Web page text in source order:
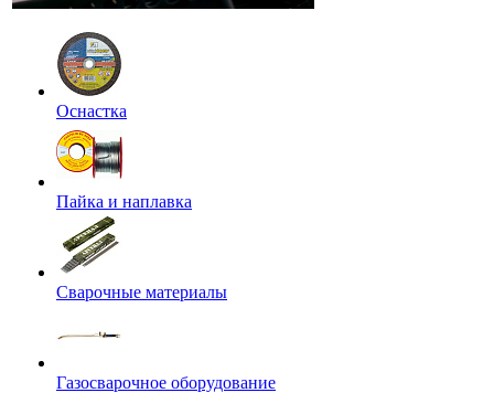
Оснастка
Пайка и наплавка
Сварочные материалы
Газосварочное оборудование